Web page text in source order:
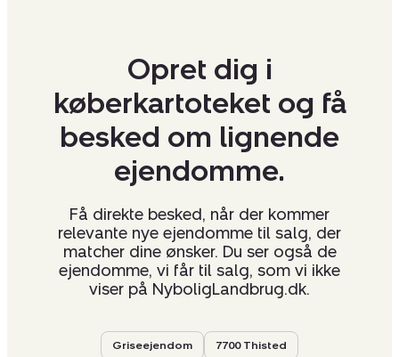
Opret dig i
køberkartoteket og få
besked om lignende
ejendomme.
Få direkte besked, når der kommer
relevante nye ejendomme til salg, der
matcher dine ønsker. Du ser også de
ejendomme, vi får til salg, som vi ikke
viser på NyboligLandbrug.dk.
Griseejendom 7700 Thisted